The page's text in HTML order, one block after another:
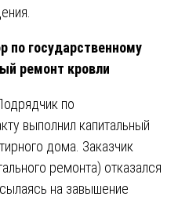
по государственному
ремонт кровли
по
выполнил капитальный
дома. Заказчик
ремонта) отказался
на завышение